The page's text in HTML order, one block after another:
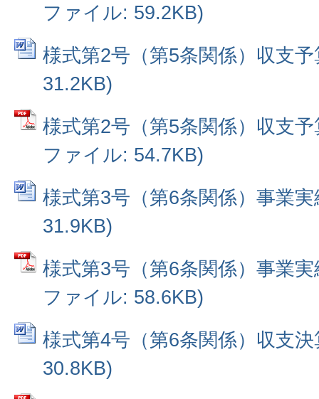
ファイル: 59.2KB)
様式第2号（第5条関係）収支
31.2KB)
様式第2号（第5条関係）収支
ファイル: 54.7KB)
様式第3号（第6条関係）事業
31.9KB)
様式第3号（第6条関係）事業
ファイル: 58.6KB)
様式第4号（第6条関係）収支
30.8KB)